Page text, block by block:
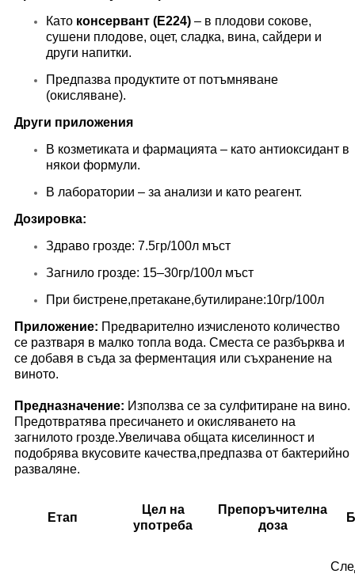
Като консервант (Е224) – в плодови сокове,
сушени плодове, оцет, сладка, вина, сайдери и
други напитки.
Предпазва продуктите от потъмняване
(окисляване).
Други приложения
В козметиката и фармацията – като антиоксидант в
някои формули.
В лаборатории – за анализи и като реагент.
Дозировка:
Здраво грозде: 7.5гр/100л мъст
Загнило грозде: 15–30гр/100л мъст
При бистрене,претакане,бутилиране:10гр/100л
Приложение: Предварително изчисленото количество
се разтваря в малко топла вода. Сместа се разбърква и
се добавя в съда за ферментация или съхранение на
виното.
Предназначение: Използва се за сулфитиране на вино.
Предотвратява пресичането и окисляването на
загнилото грозде.Увеличава общата киселинност и
подобрява вкусовите качества,предпазва от бактерийно
разваляне.
Етап
Цел на
употреба
Препоръчителна
доза